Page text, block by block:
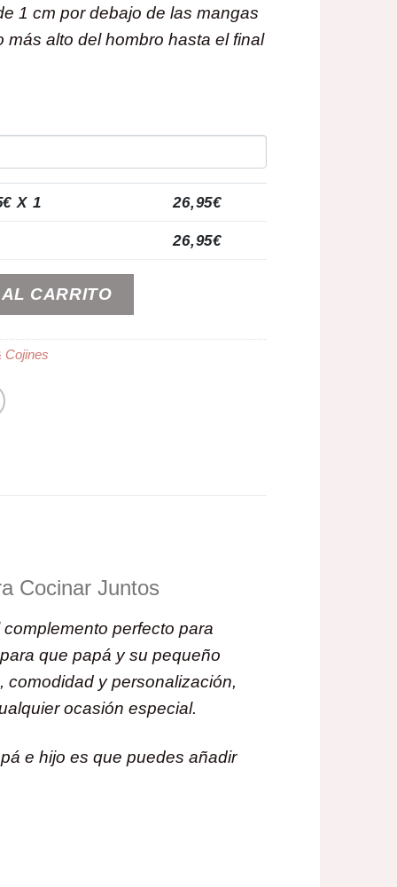
1 cm por debajo de las mangas
más alto del hombro hasta el final
€ X 1 26,95€
26,95€
– Mini Chef & Chef cantidad
CARRITO
Cojines
Cocinar Juntos
perfecto para
que papá y su pequeño
y personalización,
ocasión especial.
e hijo es que puedes añadir